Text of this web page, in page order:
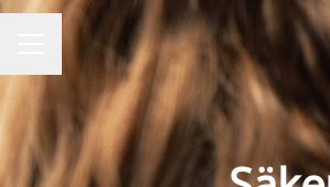
KARRIÄRMENY